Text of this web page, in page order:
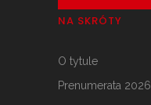
NA SKRÓTY
O tytule
Prenumerata 2026